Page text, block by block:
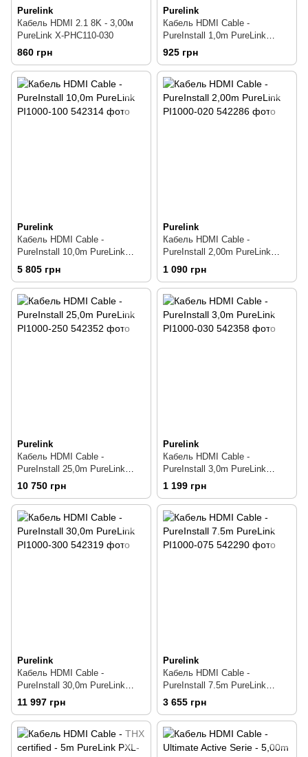
Purelink
Кабель HDMI 2.1 8K - 3,00м
PureLink X-PHC110-030
860 грн
Purelink
Кабель HDMI Cable -
PureInstall 1,0m PureLink
PI1000-010
925 грн
Purelink
Кабель HDMI Cable -
PureInstall 10,0m PureLink
PI1000-100
5 805 грн
Purelink
Кабель HDMI Cable -
PureInstall 2,00m PureLink
PI1000-020
1 090 грн
Purelink
Кабель HDMI Cable -
PureInstall 25,0m PureLink
PI1000-250
10 750 грн
Purelink
Кабель HDMI Cable -
PureInstall 3,0m PureLink
PI1000-030
1 199 грн
Purelink
Кабель HDMI Cable -
PureInstall 30,0m PureLink
PI1000-300
11 997 грн
Purelink
Кабель HDMI Cable -
PureInstall 7.5m PureLink
PI1000-075
3 655 грн